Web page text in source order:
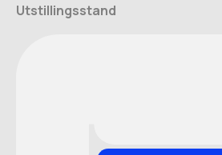
Utstillingsstand